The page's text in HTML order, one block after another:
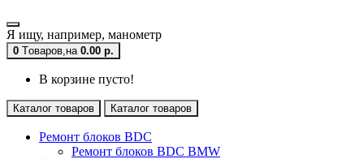
Я ищу, например, манометр
0 Tоваров,на 0.00 р.
В корзине пусто!
Каталог товаров Каталог товаров
Ремонт блоков BDC
Ремонт блоков BDC BMW